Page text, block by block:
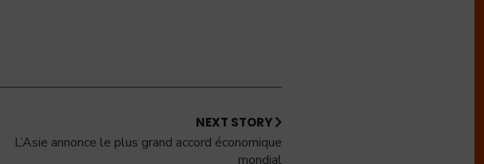
NEXT STORY
L’Asie annonce le plus grand accord économique
mondial